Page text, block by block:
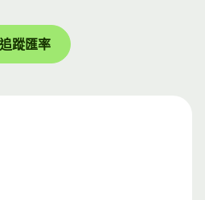
追蹤匯率